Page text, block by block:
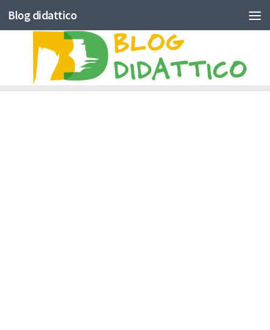
Skip to content
Blog didattico